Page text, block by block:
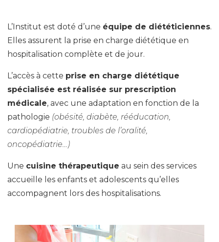
L’Institut est doté d’une équipe de diététiciennes.
Elles assurent la prise en charge diététique en
hospitalisation complète et de jour.
L’accès à cette prise en charge diététique
spécialisée est réalisée sur prescription
médicale, avec une adaptation en fonction de la
pathologie (obésité, diabète, rééducation,
cardiopédiatrie, troubles de l’oralité,
oncopédiatrie…)
Une cuisine thérapeutique au sein des services
accueille les enfants et adolescents qu’elles
accompagnent lors des hospitalisations.